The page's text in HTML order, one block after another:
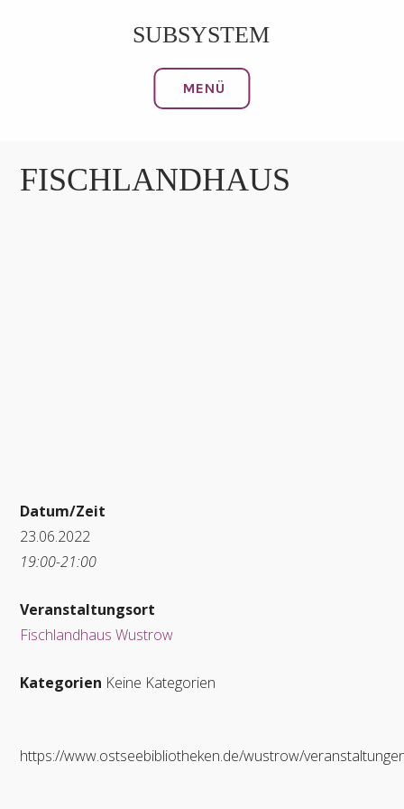
SUBSYSTEM
MENÜ
FISCHLANDHAUS
Datum/Zeit
23.06.2022
19:00-21:00
Veranstaltungsort
Fischlandhaus Wustrow
Kategorien Keine Kategorien
https://www.ostseebibliotheken.de/wustrow/